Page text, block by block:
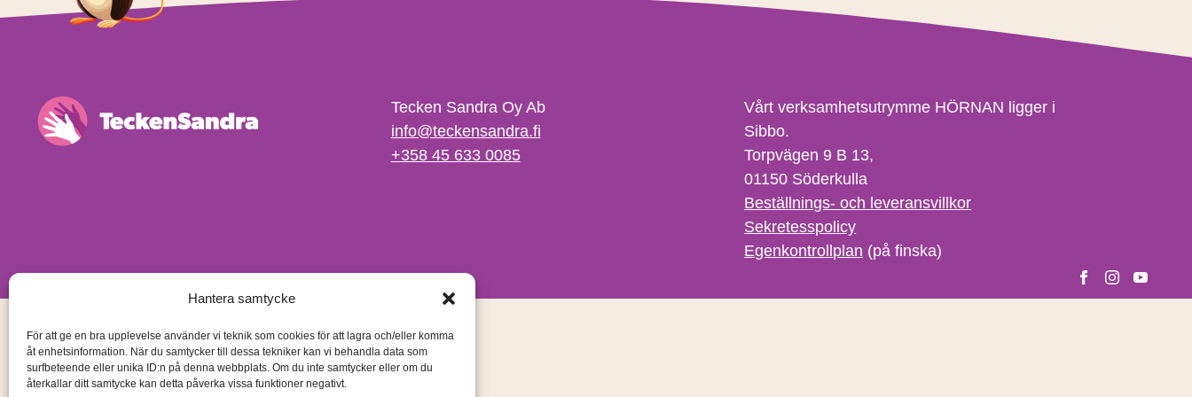
Hantera samtycke
För att ge en bra upplevelse använder vi teknik som cookies för att lagra och/eller komma
åt enhetsinformation. När du samtycker till dessa tekniker kan vi behandla data som
surfbeteende eller unika ID:n på denna webbplats. Om du inte samtycker eller om du
återkallar ditt samtycke kan detta påverka vissa funktioner negativt.
Tecken Sandra Oy Ab
info@teckensandra.fi
+358 45 633 0085
Vårt verksamhetsutrymme HÖRNAN ligger i
Sibbo.
Torpvägen 9 B 13,
01150 Söderkulla
Beställnings- och leveransvillkor
Sekretesspolicy
Egenkontrollplan (på finska)